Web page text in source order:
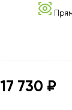
17 730 ₽